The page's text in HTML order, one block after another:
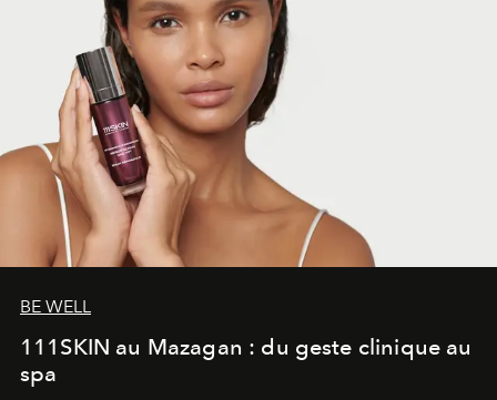
BE WELL
111SKIN au Mazagan : du geste clinique au
spa